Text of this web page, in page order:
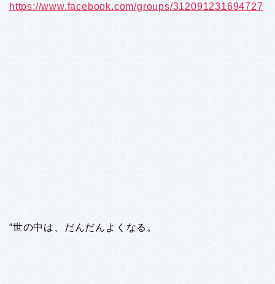
https://www.facebook.com/groups/312091231694727
“世の中は、だんだんよくなる。